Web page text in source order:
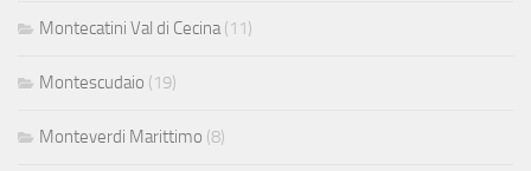
Montecatini Val di Cecina (11)
Montescudaio (19)
Monteverdi Marittimo (8)